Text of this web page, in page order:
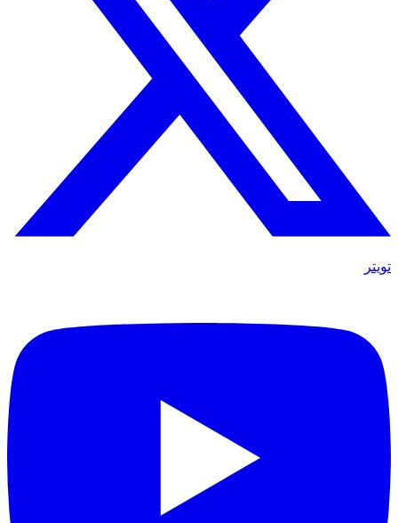
تويتر